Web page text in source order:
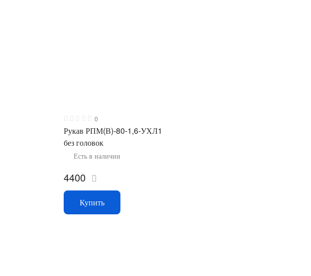
0
Рукав РПМ(В)-80-1,6-УХЛ1
без головок
Есть в наличии
4400
Купить